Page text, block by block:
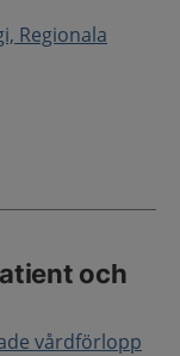
Regionala
och
vårdförlopp